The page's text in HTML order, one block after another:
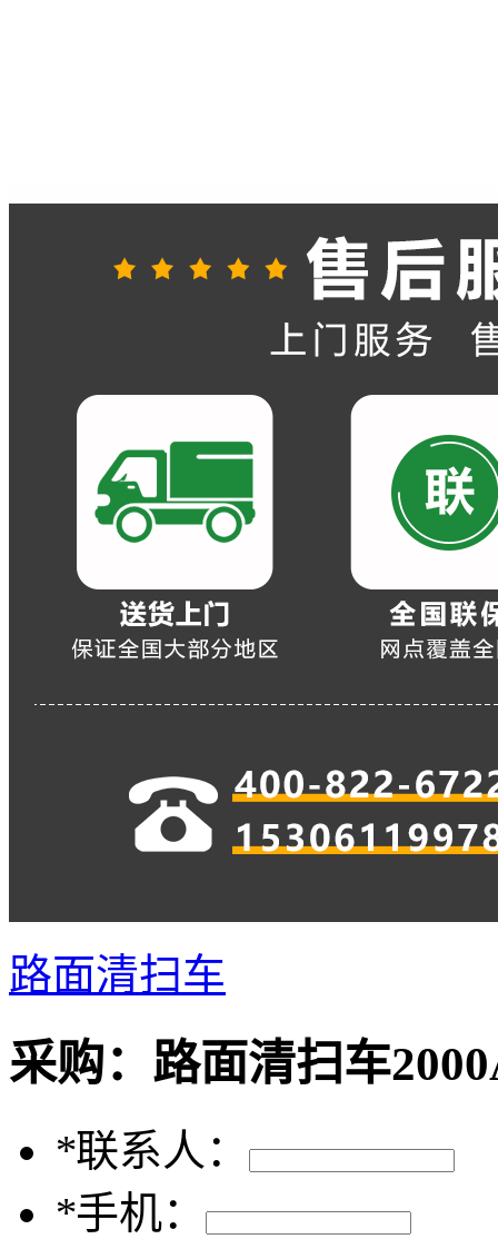
路面清扫车
采购： 路面清扫车
*联系人：
*手机：